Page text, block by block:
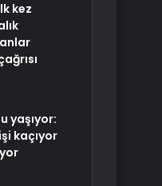
kez
yaşıyor:
kaçıyor